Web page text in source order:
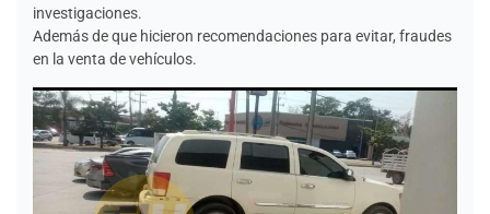
investigaciones.
Además de que hicieron recomendaciones para evitar, fraudes
en la venta de vehículos.